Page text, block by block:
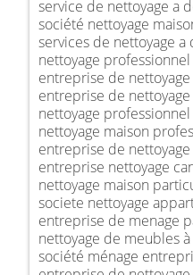
service de nettoyage a
société nettoyage
services de nettoyage a
nettoyage
entreprise de
entreprise de
nettoyage
nettoyage maison
entreprise de
entreprise nettoyage
nettoyage maison
societe nettoyage
entreprise de menage
nettoyage de meubles
société ménage